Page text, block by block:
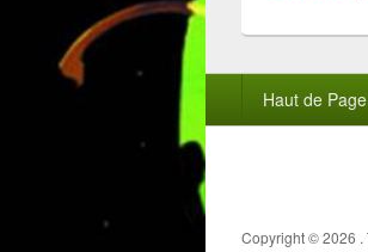
de
page
Haut de Page
Copyright © 2026 .